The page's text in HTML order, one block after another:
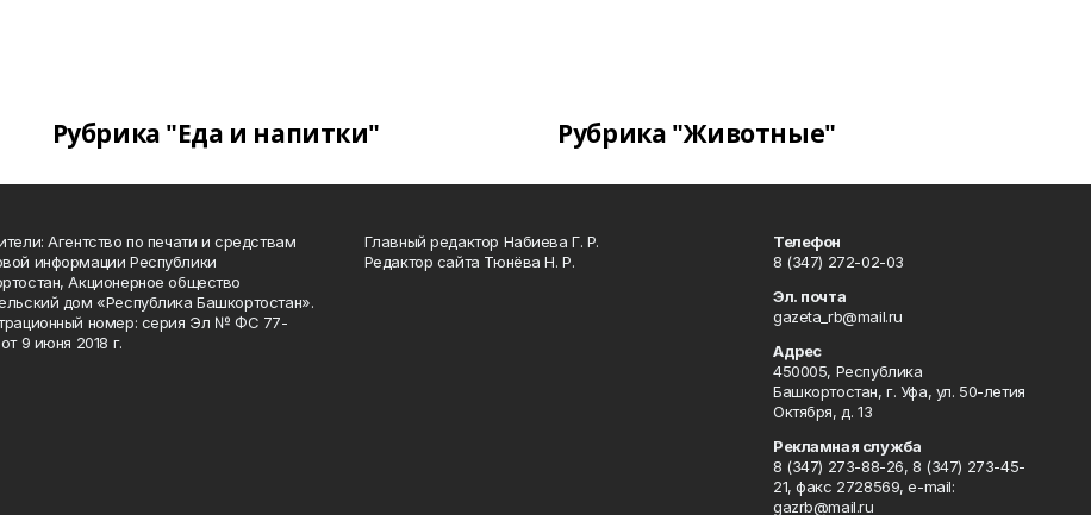
Рубрика "Еда и напитки" Рубрика "Животные"
Агентство по печати и средствам
информации Республики
Акционерное общество
дом «Республика Башкортостан».
номер: серия Эл № ФС 77-
9 июня 2018 г.
Главный редактор Набиева Г. Р.
Редактор сайта Тюнёва Н. Р.
Телефон
8 (347) 272-02-03
Эл. почта
gazeta_rb@mail.ru
Адрес
450005, Республика
Башкортостан, г. Уфа, ул. 50-летия
Октября, д. 13
Рекламная служба
8 (347) 273-88-26, 8 (347) 273-45-
21, факс 2728569, e-mail:
gazrb@mail.ru